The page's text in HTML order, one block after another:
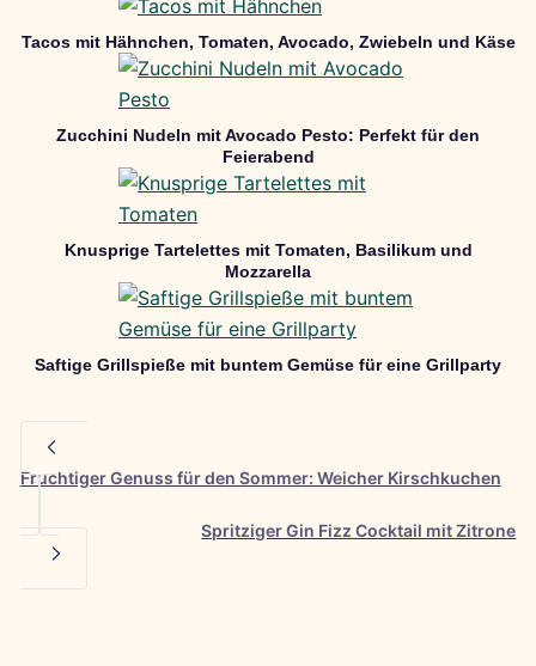
Tacos mit Hähnchen, Tomaten, Avocado, Zwiebeln und Käse
Zucchini Nudeln mit Avocado Pesto: Perfekt für den
Feierabend
Knusprige Tartelettes mit Tomaten, Basilikum und
Mozzarella
Saftige Grillspieße mit buntem Gemüse für eine Grillparty
Fruchtiger Genuss für den Sommer: Weicher Kirschkuchen
Spritziger Gin Fizz Cocktail mit Zitrone